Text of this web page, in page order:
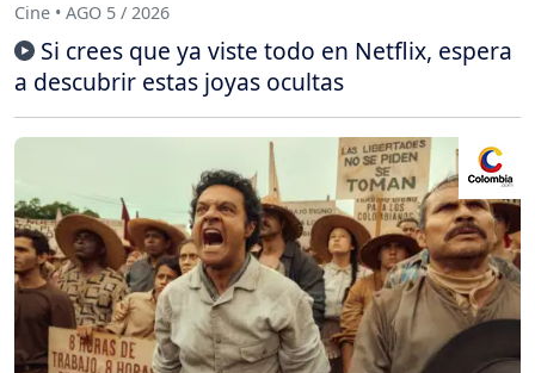
Cine • AGO 5 / 2026
Si crees que ya viste todo en Netflix, espera
a descubrir estas joyas ocultas